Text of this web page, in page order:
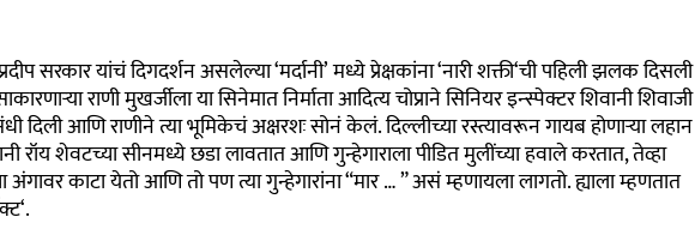
सरकार यांचं दिगदर्शन असलेल्या‘मर्दानी’मध्ये प्रेक्षकांना‘नारी शक्ती‘ची पहिली झलक दिसली
राणी मुखर्जीला या सिनेमात निर्माता आदित्य चोप्राने सिनियर इन्स्पेक्टर शिवानी शिवाजी
दिली आणि राणीने त्या भूमिकेचं अक्षरशः सोनं केलं. दिल्लीच्या रस्त्यावरून गायब होणाऱ्या लहान
रॉय शेवटच्या सीनमध्ये छडा लावतात आणि गुन्हेगाराला पीडित मुलींच्या हवाले करतात,तेव्हा
अंगावर काटा येतो आणि तो पण त्या गुन्हेगारांना “मार … ” असं म्हणायला लागतो. ह्याला म्हणतात
‘.